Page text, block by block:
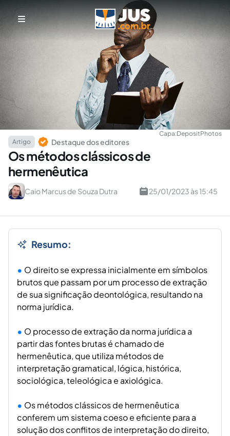
Capa:DepositPhotos
Artigo
Destaque dos editores
Os métodos clássicos de
hermenêutica
Caio Marcus de Souza Dutra 25/01/2023 às 15:45
Resumo:
O direito se expressa inicialmente em símbolos
brutos que passam por um processo de extração
de sua significação deontológica, resultando na
norma jurídica.
O processo de extração da norma jurídica a
partir das fontes brutas é chamado de
hermenêutica, que utiliza métodos de
interpretação gramatical, lógica, histórica,
sociológica, teleológica e axiológica.
Os métodos clássicos de hermenêutica
conferem um sistema coeso e eficiente para a
solução dos conflitos de interpretação do direito,